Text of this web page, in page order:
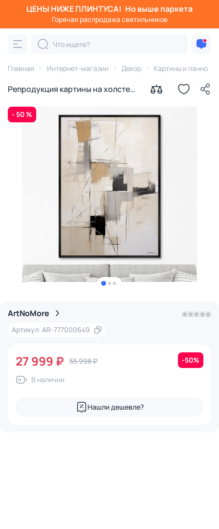
ЦЕНЫ НИЖЕ ПЛИНТУСА! Но выше паркета
Горячая распродажа светильников
Главная Интернет-магазин Декор Картины и панно
Репродукция картины на холсте
- 50 %
ArtNoMore
Артикул: AR-777000649
27 999 ₽ 55 998 ₽ -50%
В наличии
Нашли дешевле?